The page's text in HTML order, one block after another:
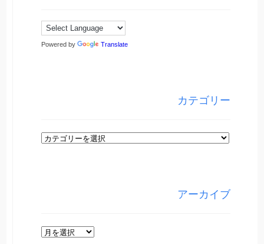
Powered by Translate
カテゴリー
カ
アーカイブ
ア